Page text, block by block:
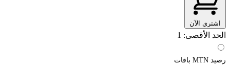
اشتري الآن
الحد الأقصى: 1
رصيد MTN باقات